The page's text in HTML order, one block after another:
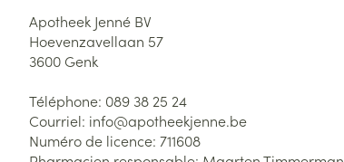
Apotheek Jenné BV
Hoevenzavellaan 57
3600 Genk
Téléphone: 089 38 25 24
Courriel: info@apotheekjenne.be
Numéro de licence: 711608